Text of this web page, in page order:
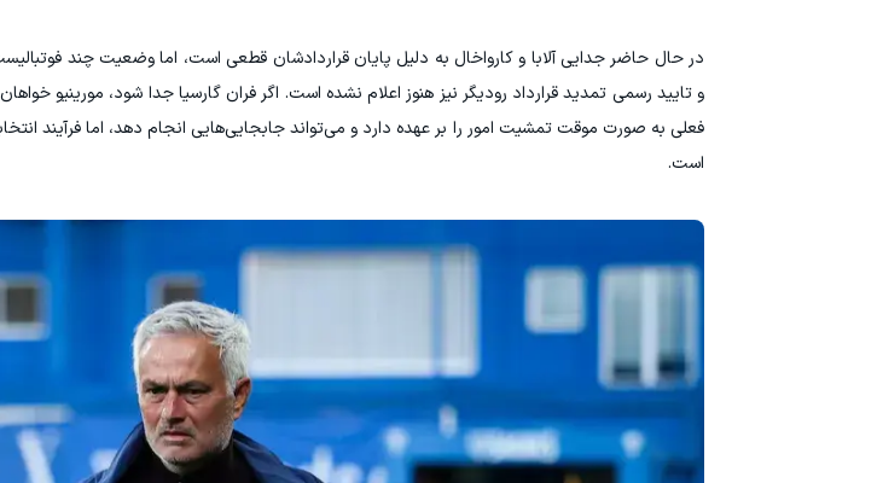
در حال حاضر جدایی آلابا و کارواخال به دلیل پایان قراردادشان قطعی است، اما وضعیت چند
و تایید رسمی تمدید قرارداد رودیگر نیز هنوز اعلام نشده است. اگر فران گارسیا جدا شود، مورینیو
فعلی به صورت موقت تمشیت امور را بر عهده دارد و می‌تواند جابجایی‌هایی انجام دهد، اما فرآیند
است.